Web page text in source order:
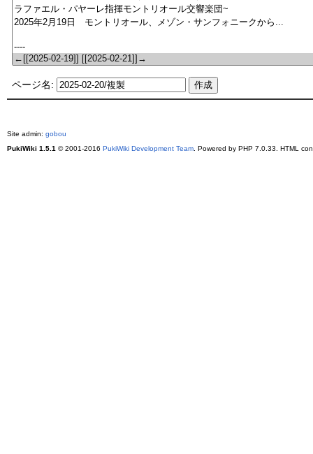
ページ名:
Site admin: gobou
PukiWiki 1.5.1 © 2001-2016 PukiWiki Development Team. Powered by PHP 7.0.33. HTML